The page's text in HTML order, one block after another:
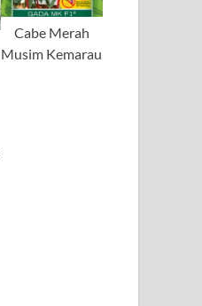
Cabe Merah
Musim Kemarau